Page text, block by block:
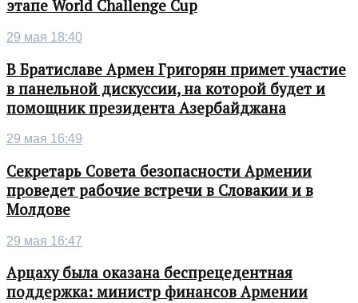
этапе World Challenge Cup
29 мая 18:40
В Братиславе Армен Григорян примет участие
в панельной дискуссии, на которой будет и
помощник президента Азербайджана
29 мая 16:49
Секретарь Совета безопасности Армении
проведет рабочие встречи в Словакии и в
Молдове
29 мая 16:47
Арцаху была оказана беспрецедентная
поддержка: министр финансов Армении